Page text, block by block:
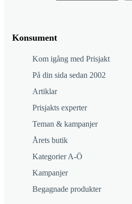
Konsument
Kom igång med Prisjakt
På din sida sedan 2002
Artiklar
Prisjakts experter
Teman & kampanjer
Årets butik
Kategorier A-Ö
Kampanjer
Begagnade produkter